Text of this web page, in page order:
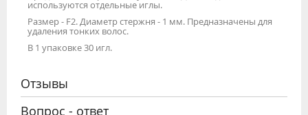
используются отдельные иглы.
Размер - F2. Диаметр стержня - 1 мм. Предназначены для
удаления тонких волос.
В 1 упаковке 30 игл.
Отзывы
Вопрос - ответ